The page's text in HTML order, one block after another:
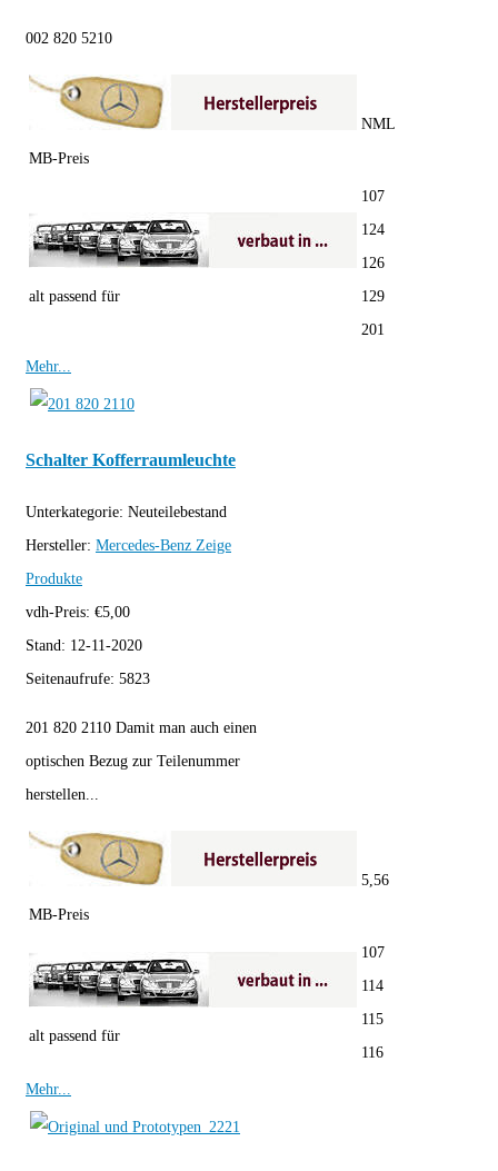
002 820 5210
MB-Preis
NML
alt passend für
107
124
126
129
201
Mehr...
Schalter Kofferraumleuchte
Unterkategorie: Neuteilebestand
Hersteller: Mercedes-Benz Zeige
Produkte
vdh-Preis: €5,00
Stand: 12-11-2020
Seitenaufrufe: 5823
201 820 2110 Damit man auch einen
optischen Bezug zur Teilenummer
herstellen...
MB-Preis
5,56
alt passend für
107
114
115
116
Mehr...